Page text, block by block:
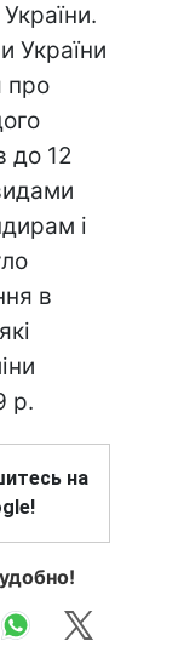
України
про
до 12
і
в
р.
на